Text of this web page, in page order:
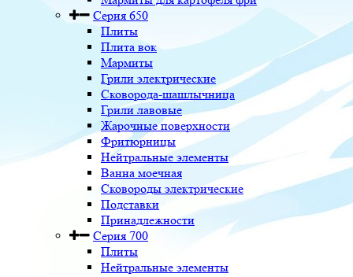
Серия 650
Плиты
Плита вок
Мармиты
Грили электрические
Сковорода-шашлычница
Грили лавовые
Жарочные поверхности
Фритюрницы
Нейтральные элементы
Ванна моечная
Сковороды электрические
Подставки
Принадлежности
Серия 700
Плиты
Нейтральные элементы